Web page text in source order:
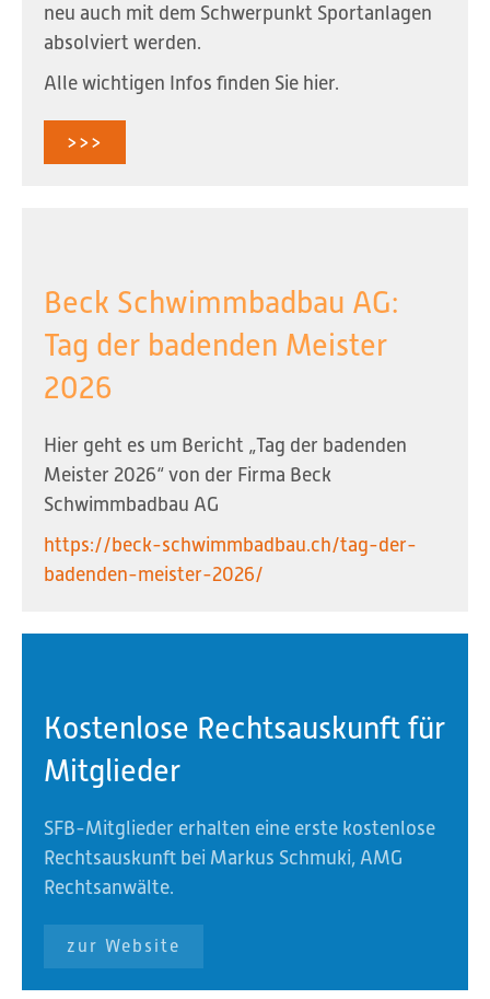
neu auch mit dem Schwerpunkt Sportanlagen
absolviert werden.
Alle wichtigen Infos finden Sie hier.
>>>
Beck Schwimmbadbau AG:
Tag der badenden Meister
2026
Hier geht es um Bericht „Tag der badenden
Meister 2026“ von der Firma Beck
Schwimmbadbau AG
https://beck-schwimmbadbau.ch/tag-der-
badenden-meister-2026/
Kostenlose Rechtsauskunft für
Mitglieder
SFB-Mitglieder erhalten eine erste kostenlose
Rechtsauskunft bei Markus Schmuki, AMG
Rechtsanwälte.
zur Website